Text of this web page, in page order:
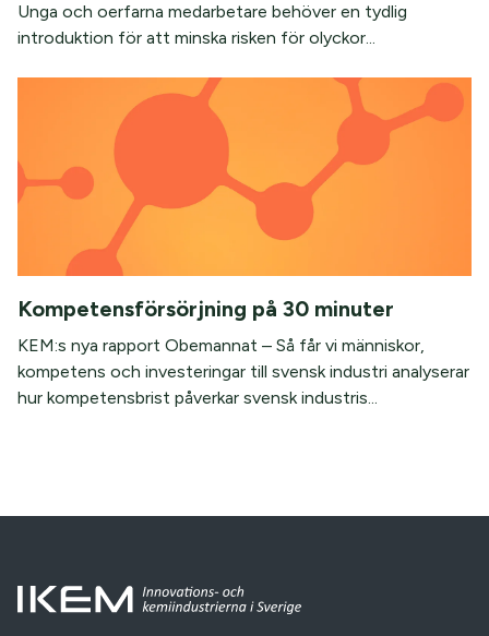
Unga och oerfarna medarbetare behöver en tydlig
introduktion för att minska risken för olyckor...
Kompetensförsörjning på 30 minuter
KEM:s nya rapport Obemannat – Så får vi människor,
kompetens och investeringar till svensk industri analyserar
hur kompetensbrist påverkar svensk industris...